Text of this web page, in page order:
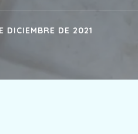
DICIEMBRE DE 2021